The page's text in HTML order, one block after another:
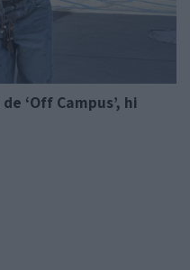
‘Off Campus’, hi